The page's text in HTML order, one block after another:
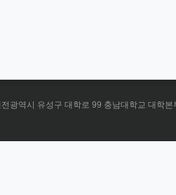
전광역시 유성구 대학로 99 충남대학교 대학